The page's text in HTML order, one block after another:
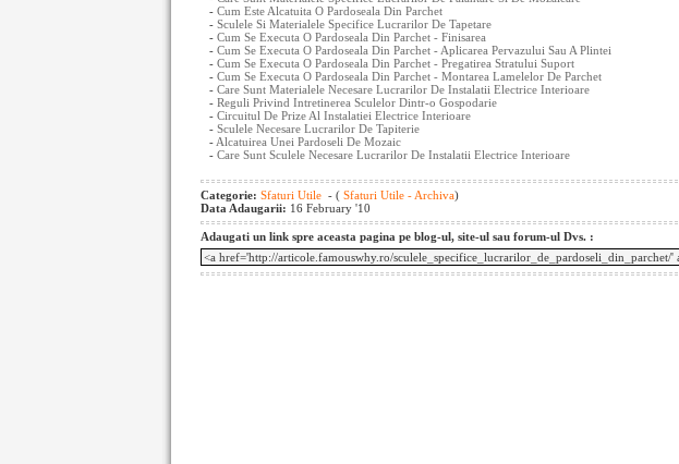
- Cum Este Alcatuita O Pardoseala Din Parchet
- Sculele Si Materialele Specifice Lucrarilor De Tapetare
- Cum Se Executa O Pardoseala Din Parchet - Finisarea
- Cum Se Executa O Pardoseala Din Parchet - Aplicarea Pervazului Sau A Plintei
- Cum Se Executa O Pardoseala Din Parchet - Pregatirea Stratului Suport
- Cum Se Executa O Pardoseala Din Parchet - Montarea Lamelelor De Parchet
- Care Sunt Materialele Necesare Lucrarilor De Instalatii Electrice Interioare
- Reguli Privind Intretinerea Sculelor Dintr-o Gospodarie
- Circuitul De Prize Al Instalatiei Electrice Interioare
- Sculele Necesare Lucrarilor De Tapiterie
- Alcatuirea Unei Pardoseli De Mozaic
- Care Sunt Sculele Necesare Lucrarilor De Instalatii Electrice Interioare
Categorie: Sfaturi Utile - ( Sfaturi Utile - Archiva)
Data Adaugarii: 16 February '10
Adaugati un link spre aceasta pagina pe blog-ul, site-ul sau forum-ul Dvs. :